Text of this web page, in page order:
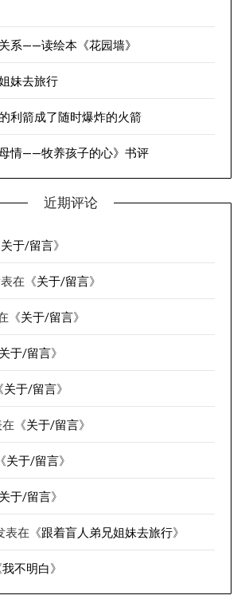
系——读绘本《花园墙》
妹去旅行
利箭成了随时爆炸的火箭
母情——牧养孩子的心》书评
近期评论
关于/留言》
在《关于/留言》
《关于/留言》
关于/留言》
关于/留言》
《关于/留言》
关于/留言》
关于/留言》
表在《跟着盲人弟兄姐妹去旅行》
我不明白》